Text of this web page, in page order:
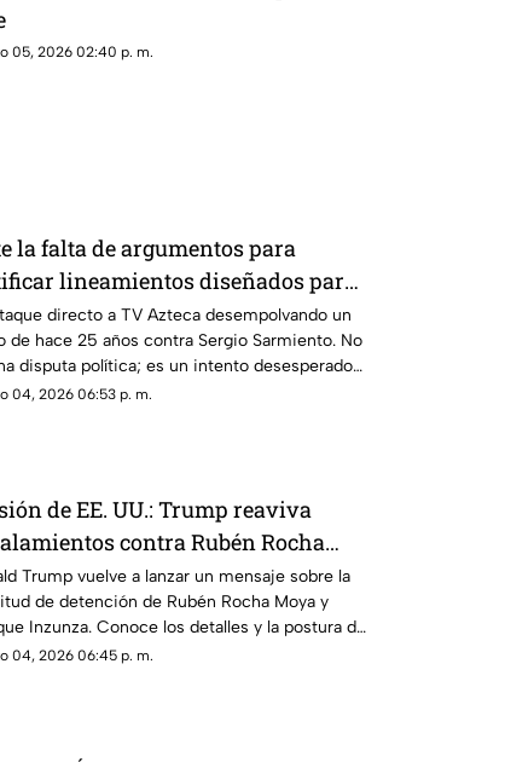
05, 2026 02:40 p. m.
la falta de argumentos para
lineamientos diseñados para
el Gobierno recurrió a la
directo a TV Azteca desempolvando un
de hace 25 años contra Sergio Sarmiento. No
disputa política; es un intento desesperado
a la crítica
04, 2026 06:53 p. m.
de EE. UU.: Trump reaviva
contra Rubén Rocha
y Enrique Inzunza
Trump vuelve a lanzar un mensaje sobre la
de detención de Rubén Rocha Moya y
Inzunza. Conoce los detalles y la postura de
04, 2026 06:45 p. m.